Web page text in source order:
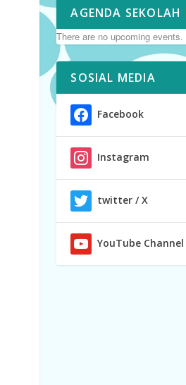
AGENDA SEKOLAH
There are no upcoming events.
SOSIAL MEDIA
Facebook
Instagram
twitter / X
YouTube Channel